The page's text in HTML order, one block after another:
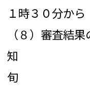
１時３０分から
（８）審査結果
知 令
旬